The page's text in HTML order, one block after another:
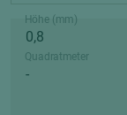
Höhe (mm)
Quadratmeter